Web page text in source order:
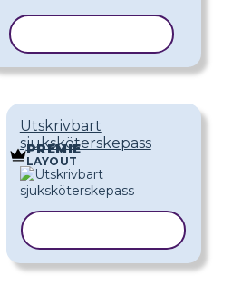
Utskrivbart
sjuksköterskepass
PREMIE
LAYOUT